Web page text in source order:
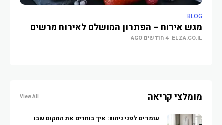
BLOG
מגש אירוח – הפתרון המושלם לאירוח מרשים
ELZA.CO.IL 4 חודשים AGO
מומלצי קריאה View All
עומדים לפני ניתוח: איך בוחרים את המקום שבו